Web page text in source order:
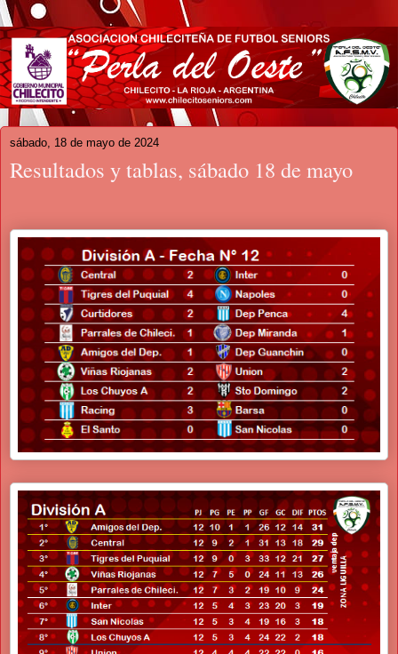
sábado, 18 de mayo de 2024
Resultados y tablas, sábado 18 de mayo